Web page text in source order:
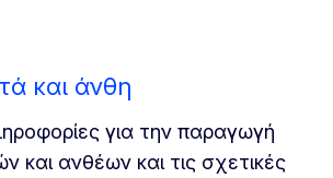
και άνθη
για την παραγωγή
και ανθέων και τις σχετικές